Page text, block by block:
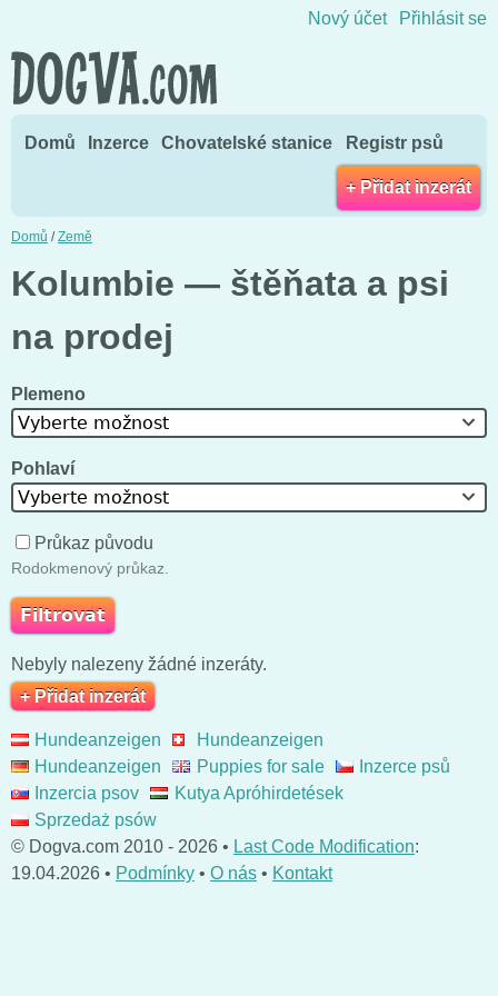
Nový účet Přihlásit se
Domů Inzerce Chovatelské stanice Registr psů
+ Přidat inzerát
Domů /Země
Kolumbie — štěňata a psi
na prodej
Plemeno
Vyberte možnost
Pohlaví
Vyberte možnost
Průkaz původu
Rodokmenový průkaz.
Nebyly nalezeny žádné inzeráty.
+ Přidat inzerát
Hundeanzeigen
Hundeanzeigen
Hundeanzeigen
Puppies for sale
Inzerce psů
Inzercia psov
Kutya Apróhirdetések
Sprzedaż psów
© Dogva.com 2010 - 2026 • Last Code Modification:
19.04.2026 • Podmínky • O nás • Kontakt